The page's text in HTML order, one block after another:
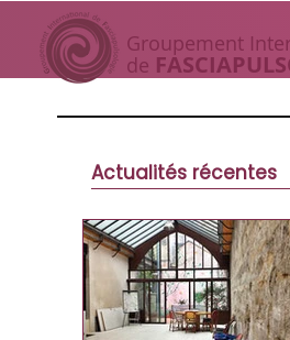
Groupement I
de FASCIAP
Actualités récentes